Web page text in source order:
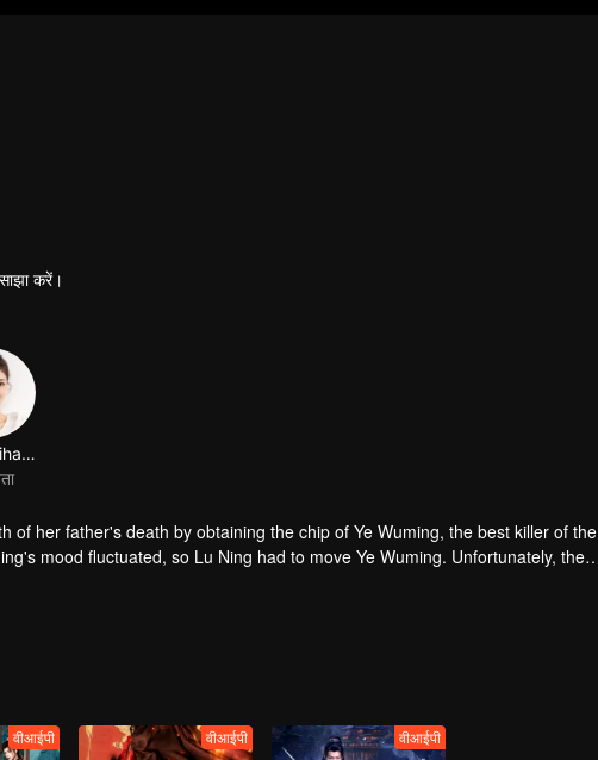
साझा करें।
Peng Yihang
of her father's death by obtaining the chip of Ye Wuming, the best killer of the
mood fluctuated, so Lu Ning had to move Ye Wuming. Unfortunately, the
life for thousands of years.
वीआईपी वीआईपी वीआईपी